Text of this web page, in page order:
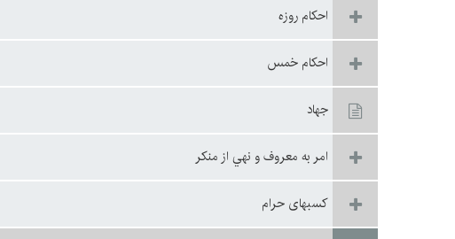
احكام روزه
احكام خمس
جهاد
امر به معروف و نهي از منكر
كسبهاى حرام